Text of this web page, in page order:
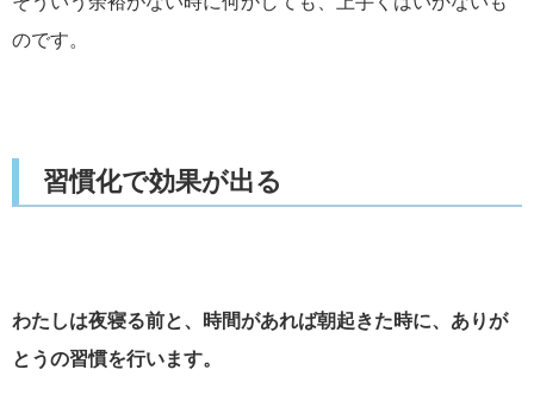
のです。
習慣化で効果が出る
わたしは夜寝る前と、時間があれば朝起きた時に、ありが
とうの習慣を行います。